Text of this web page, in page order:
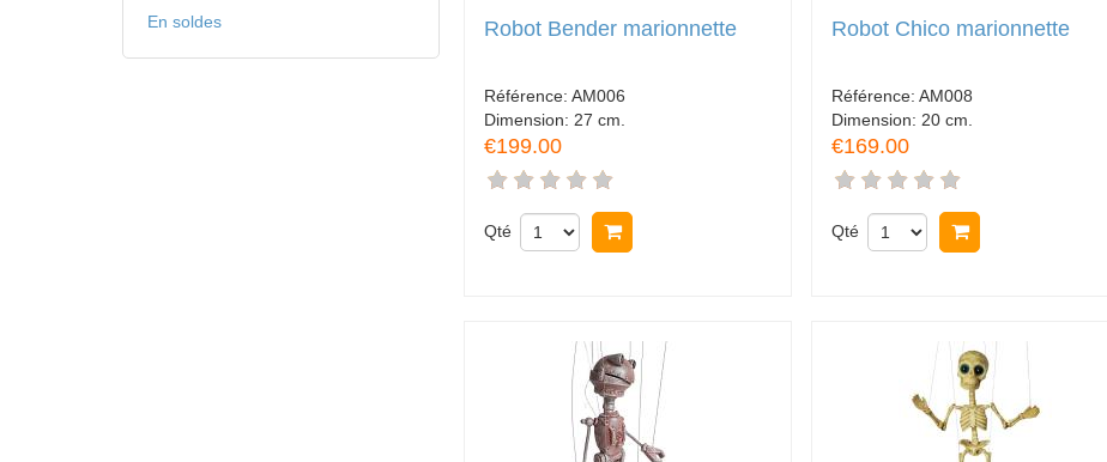
Robot Bender marionnette
Référence: AM006
Dimension: 27 cm.
€199.00
Qté
Robot Chico marionnette
Référence:AM008
Dimension: 20 cm.
€169.00
Qté
En soldes